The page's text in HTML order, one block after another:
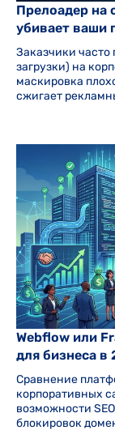
Прелоадер на
убивает ваши
Заказчики часто
загрузки) на
маскировка
сжигает
Webflow или
для бизнеса в
Сравнение
корпоративных
возможности
блокировок